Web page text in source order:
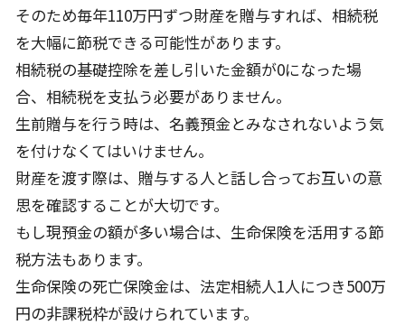
そのため毎年110万円ずつ財産を贈与すれば、相続税
を大幅に節税できる可能性があります。
相続税の基礎控除を差し引いた金額が0になった場
合、相続税を支払う必要がありません。
生前贈与を行う時は、名義預金とみなされないよう気
を付けなくてはいけません。
財産を渡す際は、贈与する人と話し合ってお互いの意
思を確認することが大切です。
もし現預金の額が多い場合は、生命保険を活用する節
税方法もあります。
生命保険の死亡保険金は、法定相続人1人につき500万
円の非課税枠が設けられています。